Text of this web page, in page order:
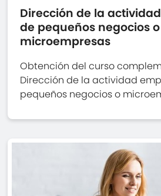
Dirección de la
de pequeños negocios o
microempresas
Obtención del curso
Dirección de la actividad
pequeños negocios o